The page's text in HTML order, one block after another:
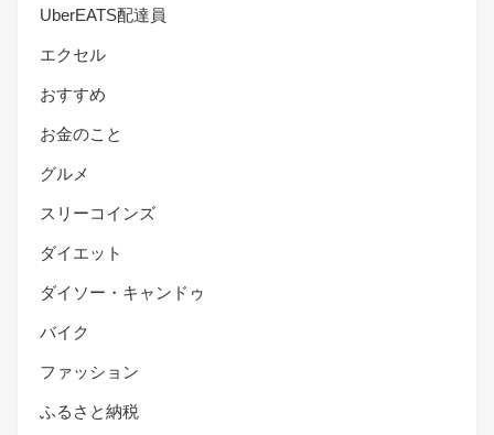
UberEATS配達員
エクセル
おすすめ
お金のこと
グルメ
スリーコインズ
ダイエット
ダイソー・キャンドゥ
バイク
ファッション
ふるさと納税